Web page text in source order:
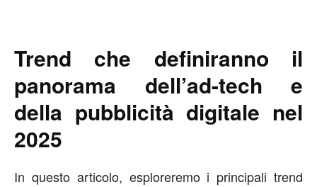
Trend che definiranno il
panorama dell’ad-tech e
della pubblicità digitale nel
2025
In questo articolo, esploreremo i principali trend